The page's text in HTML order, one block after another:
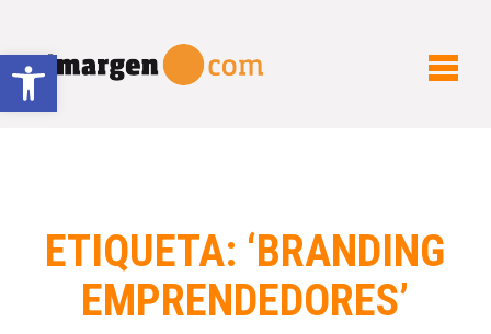
Abrir barra de herramientas
ETIQUETA: ‘BRANDING
EMPRENDEDORES’